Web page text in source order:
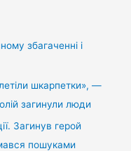
збагаченні і
шкарпетки», —
загинули люди
Загинув герой
пошуками